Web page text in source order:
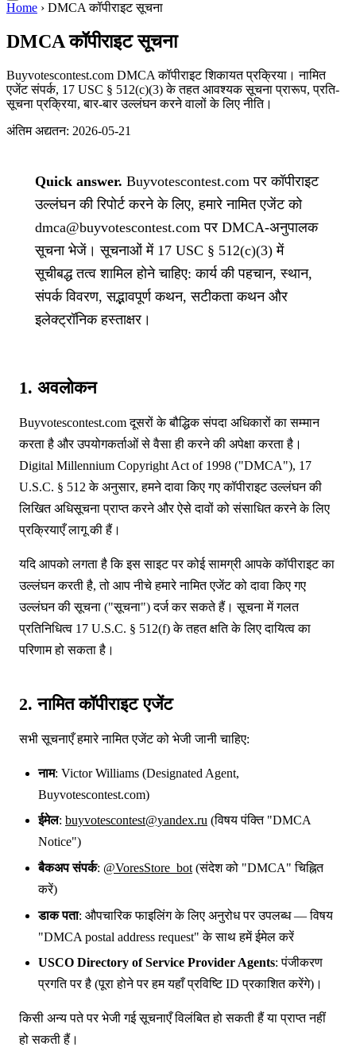
Home › DMCA कॉपीराइट सूचना
DMCA कॉपीराइट सूचना
Buyvotescontest.com DMCA कॉपीराइट शिकायत प्रक्रिया। नामित
एजेंट संपर्क, 17 USC § 512(c)(3) के तहत आवश्यक सूचना प्रारूप, प्रति-
सूचना प्रक्रिया, बार-बार उल्लंघन करने वालों के लिए नीति।
अंतिम अद्यतन: 2026-05-21
Quick answer. Buyvotescontest.com पर कॉपीराइट
उल्लंघन की रिपोर्ट करने के लिए, हमारे नामित एजेंट को
dmca@buyvotescontest.com पर DMCA-अनुपालक
सूचना भेजें। सूचनाओं में 17 USC § 512(c)(3) में
सूचीबद्ध तत्व शामिल होने चाहिए: कार्य की पहचान, स्थान,
संपर्क विवरण, सद्भावपूर्ण कथन, सटीकता कथन और
इलेक्ट्रॉनिक हस्ताक्षर।
1. अवलोकन
Buyvotescontest.com दूसरों के बौद्धिक संपदा अधिकारों का सम्मान
करता है और उपयोगकर्ताओं से वैसा ही करने की अपेक्षा करता है।
Digital Millennium Copyright Act of 1998 ("DMCA"), 17
U.S.C. § 512 के अनुसार, हमने दावा किए गए कॉपीराइट उल्लंघन की
लिखित अधिसूचना प्राप्त करने और ऐसे दावों को संसाधित करने के लिए
प्रक्रियाएँ लागू की हैं।
यदि आपको लगता है कि इस साइट पर कोई सामग्री आपके कॉपीराइट का
उल्लंघन करती है, तो आप नीचे हमारे नामित एजेंट को दावा किए गए
उल्लंघन की सूचना ("सूचना") दर्ज कर सकते हैं। सूचना में गलत
प्रतिनिधित्व 17 U.S.C. § 512(f) के तहत क्षति के लिए दायित्व का
परिणाम हो सकता है।
2. नामित कॉपीराइट एजेंट
सभी सूचनाएँ हमारे नामित एजेंट को भेजी जानी चाहिए:
नाम: Victor Williams (Designated Agent,
Buyvotescontest.com)
ईमेल: buyvotescontest@yandex.ru (विषय पंक्ति "DMCA
Notice")
बैकअप संपर्क: @VoresStore_bot (संदेश को "DMCA" चिह्नित
करें)
डाक पता: औपचारिक फाइलिंग के लिए अनुरोध पर उपलब्ध — विषय
"DMCA postal address request" के साथ हमें ईमेल करें
USCO Directory of Service Provider Agents: पंजीकरण
प्रगति पर है (पूरा होने पर हम यहाँ प्रविष्टि ID प्रकाशित करेंगे)।
किसी अन्य पते पर भेजी गई सूचनाएँ विलंबित हो सकती हैं या प्राप्त नहीं
हो सकती हैं।